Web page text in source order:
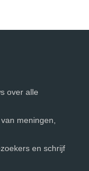
over alle
meningen,
en schrijf